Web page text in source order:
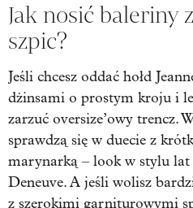
Jak nosić baleriny
szpic?
Jeśli chcesz oddać hołd
dżinsami o prostym kroju i
zarzuć oversize’owy trencz.
sprawdzą się w duecie z
marynarką – look w stylu
Deneuve. A jeśli wolisz
z szerokimi garniturowymi